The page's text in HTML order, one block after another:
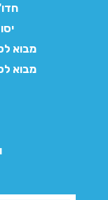
מבוא
מבוא